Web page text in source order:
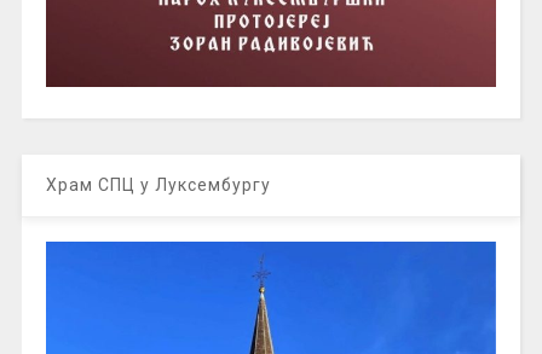
Храм СПЦ у Луксембургу